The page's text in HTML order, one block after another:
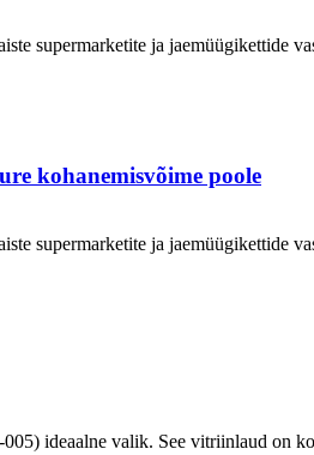
supermarketite ja jaemüügikettide
kohanemisvõime poole
supermarketite ja jaemüügikettide
ideaalne valik. See vitriinlaud on